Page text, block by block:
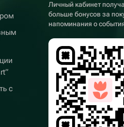
с
Личный кабинет
больше бонусов за
напоминания о